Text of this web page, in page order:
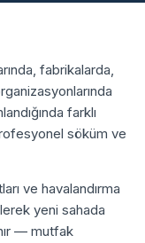
fabrikalarda,
farklı
söküm ve
ve havalandırma
yeni sahada
— mutfak